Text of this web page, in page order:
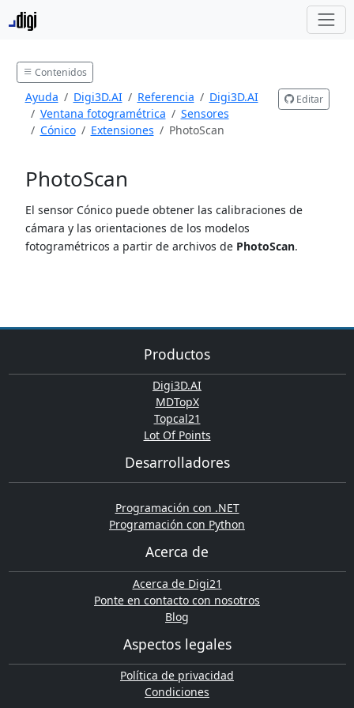
Contenidos
Ayuda Digi3D.AI Referencia
Digi3D.AI
Ventana fotogramétrica
Sensores
Cónico
Extensiones PhotoScan
Editar
PhotoScan
El sensor Cónico puede obtener las calibraciones de
cámara y las orientaciones de los modelos
fotogramétricos a partir de archivos de PhotoScan.
Productos
Digi3D.AI
MDTopX
Topcal21
Lot Of Points
Desarrolladores
Programación con .NET
Programación con Python
Acerca de
Acerca de Digi21
Ponte en contacto con nosotros
Blog
Aspectos legales
Política de privacidad
Condiciones